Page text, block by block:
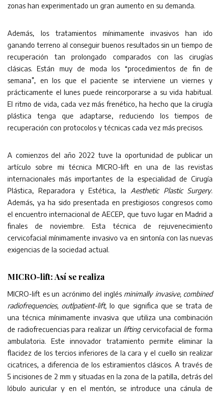
zonas han experimentado un gran aumento en su demanda.
Además, los tratamientos mínimamente invasivos han ido
ganando terreno al conseguir buenos resultados sin un tiempo de
recuperación tan prolongado comparados con las cirugías
clásicas. Están muy de moda los “procedimientos de fin de
semana”, en los que el paciente se interviene un viernes y
prácticamente el lunes puede reincorporarse a su vida habitual.
El ritmo de vida, cada vez más frenético, ha hecho que la cirugía
plástica tenga que adaptarse, reduciendo los tiempos de
recuperación con protocolos y técnicas cada vez más precisos.
A comienzos del año 2022 tuve la oportunidad de publicar un
artículo sobre mi técnica MICRO-lift en una de las revistas
internacionales más importantes de la especialidad de Cirugía
Plástica, Reparadora y Estética, la Aesthetic Plastic Surgery.
Además, ya ha sido presentada en prestigiosos congresos como
el encuentro internacional de AECEP, que tuvo lugar en Madrid a
finales de noviembre. Esta técnica de rejuvenecimiento
cervicofacial mínimamente invasivo va en sintonía con las nuevas
exigencias de la sociedad actual.
MICRO-lift: Así se realiza
MICRO-lift es un acrónimo del inglés minimally invasive, combined
radiofrequencies, outlpatient-lift, lo que significa que se trata de
una técnica mínimamente invasiva que utiliza una combinación
de radiofrecuencias para realizar un liftingcervicofacial de forma
ambulatoria. Este innovador tratamiento permite eliminar la
flacidez de los tercios inferiores de la cara y el cuello sin realizar
cicatrices, a diferencia de los estiramientos clásicos. A través de
5 incisiones de 2 mm y situadas en la zona de la patilla, detrás del
lóbulo auricular y en el mentón, se introduce una cánula de